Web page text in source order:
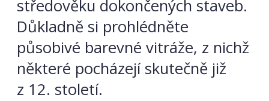
středověku dokončených staveb.
Důkladně si prohlédněte
působivé barevné vitráže, z nichž
některé pocházejí skutečně již
z 12. století.